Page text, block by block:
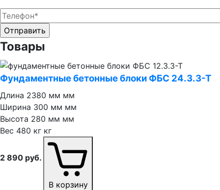
Оставьте это поле пустым.
Оставьте это поле пустым.
Товары
Фундаментные бетонные блоки ФБС 24.3.3⁠-⁠Т
Длина 2380 мм мм
Ширина 300 мм мм
Высота 280 мм мм
Вес 480 кг кг
2 890 руб.
В корзину